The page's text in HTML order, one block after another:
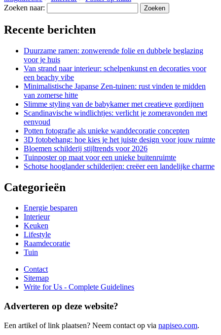
Zoeken naar:
Recente berichten
Duurzame ramen: zonwerende folie en dubbele beglazing
voor je huis
Van strand naar interieur: schelpenkunst en decoraties voor
een beachy vibe
Minimalistische Japanse Zen-tuinen: rust vinden te midden
van zomerse hitte
Slimme styling van de babykamer met creatieve gordijnen
Scandinavische windlichtjes: verlicht je zomeravonden met
eenvoud
Potten fotografie als unieke wanddecoratie concepten
3D fotobehang: hoe kies je het juiste design voor jouw ruimte
Bloemen schilderij stijltrends voor 2026
Tuinposter op maat voor een unieke buitenruimte
Schotse hooglander schilderijen: creëer een landelijke charme
Categorieën
Energie besparen
Interieur
Keuken
Lifestyle
Raamdecoratie
Tuin
Contact
Sitemap
Write for Us - Complete Guidelines
Adverteren op deze website?
Een artikel of link plaatsen? Neem contact op via napiseo.com.